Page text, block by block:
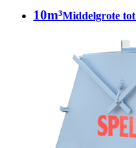
10m³Middelgrote